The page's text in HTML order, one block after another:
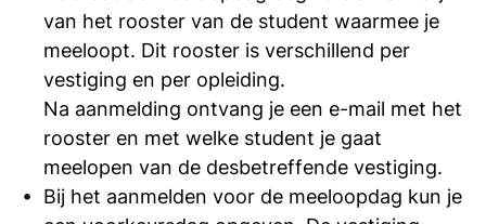
van het rooster van de student waarmee je
meeloopt. Dit rooster is verschillend per
vestiging en per opleiding.
Na aanmelding ontvang je een e-mail met het
rooster en met welke student je gaat
meelopen van de desbetreffende vestiging.
Bij het aanmelden voor de meeloopdag kun je